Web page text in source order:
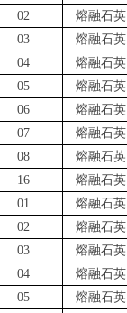
02 熔融石英
03 熔融石英
04 熔融石英
05 熔融石英
06 熔融石英
07 熔融石英
08 熔融石英
16 熔融石英
01 熔融石英
02 熔融石英
03 熔融石英
04 熔融石英
05 熔融石英